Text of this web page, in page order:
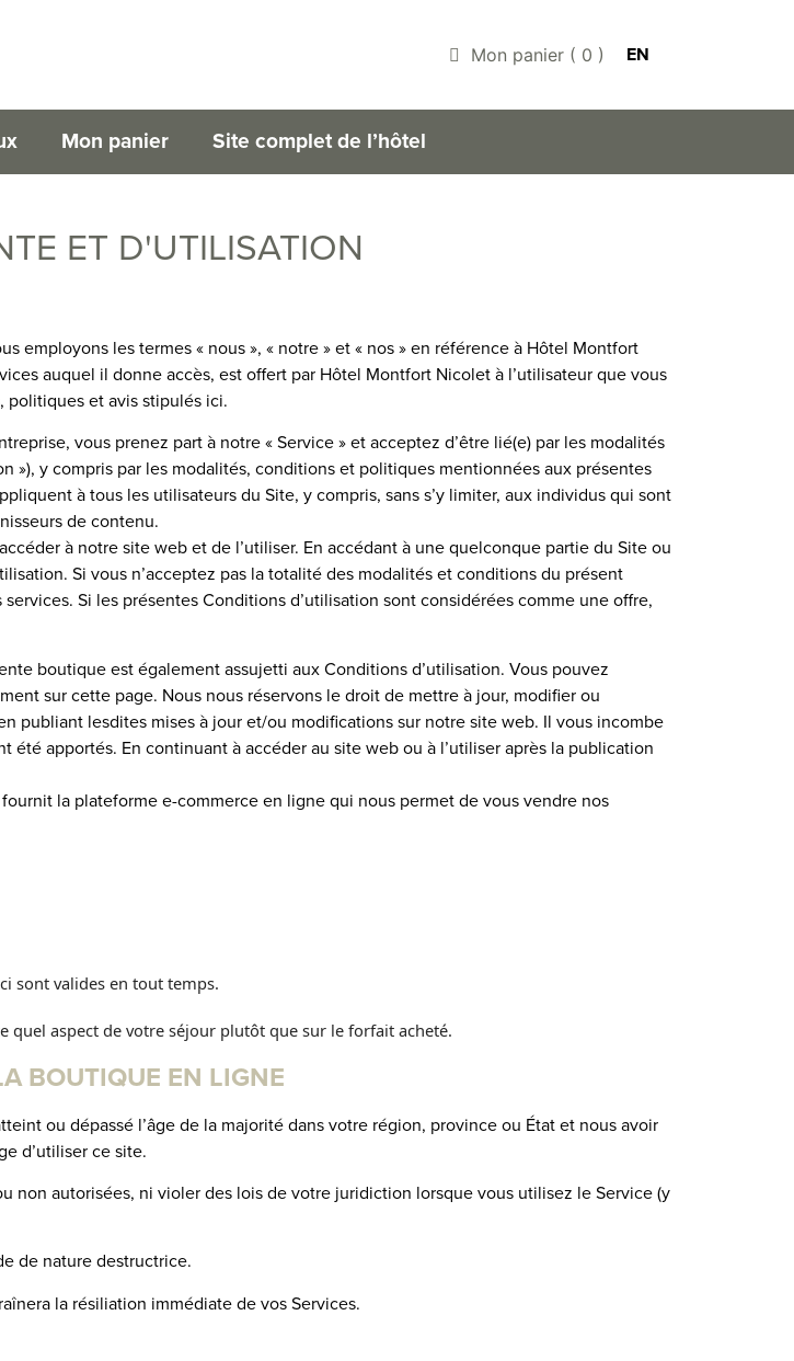
Mon panier ( 0 ) EN
Mon panier Site complet de l’hôtel
ET D'UTILISATION
les termes « nous », « notre » et « nos » en référence à Hôtel Montfort
auquel il donne accès, est offert par Hôtel Montfort Nicolet à l’utilisateur que vous
et avis stipulés ici.
vous prenez part à notre « Service » et acceptez d’être lié(e) par les modalités
»), y compris par les modalités, conditions et politiques mentionnées aux présentes
à tous les utilisateurs du Site, y compris, sans s’y limiter, aux individus qui sont
de contenu.
à notre site web et de l’utiliser. En accédant à une quelconque partie du Site ou
Si vous n’acceptez pas la totalité des modalités et conditions du présent
Si les présentes Conditions d’utilisation sont considérées comme une offre,
boutique est également assujetti aux Conditions d’utilisation. Vous pouvez
sur cette page. Nous nous réservons le droit de mettre à jour, modifier ou
publiant lesdites mises à jour et/ou modifications sur notre site web. Il vous incombe
apportés. En continuant à accéder au site web ou à l’utiliser après la publication
la plateforme e-commerce en ligne qui nous permet de vous vendre nos
sont valides en tout temps.
quel aspect de votre séjour plutôt que sur le forfait acheté.
BOUTIQUE EN LIGNE
ou dépassé l’âge de la majorité dans votre région, province ou État et nous avoir
d’utiliser ce site.
non autorisées, ni violer des lois de votre juridiction lorsque vous utilisez le Service (y
de nature destructrice.
la résiliation immédiate de vos Services.